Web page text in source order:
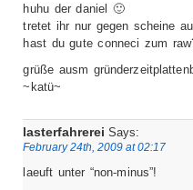
huhu der daniel 🙂
tretet ihr nur gegen scheine
hast du gute conneci zum
grüße ausm
~katü~
lasterfahrerei Says:
February 24th, 2009 at 02:17
laeuft unter “non-minus”!